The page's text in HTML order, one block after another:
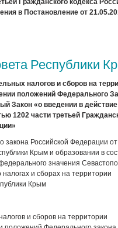
Гражданского кодекса
в Постановление от
Республики
налогов и сборов на
положений Федерального
Закон «о введении в действие
1202 части третьей
закона Российской Федерации
Крым и образовании в
значения
и сборах на территории
Крым
и сборов на территории